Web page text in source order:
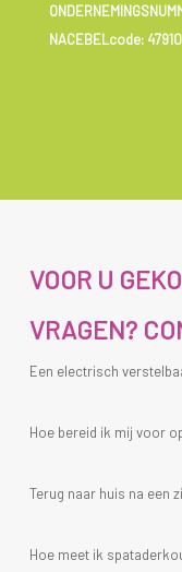
NACEBELcode: 47910
VOOR U
VRAGEN?
Een electrisch
Hoe bereid ik mij voor
Terug naar huis na een
Hoe meet ik